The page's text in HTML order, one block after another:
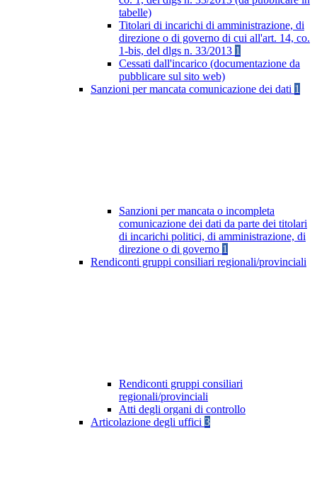
tabelle)
Titolari di incarichi di amministrazione, di
direzione o di governo di cui all'art. 14, co.
1-bis, del dlgs n. 33/2013 1
Cessati dall'incarico (documentazione da
pubblicare sul sito web)
Sanzioni per mancata comunicazione dei dati 1
Sanzioni per mancata o incompleta
comunicazione dei dati da parte dei titolari
di incarichi politici, di amministrazione, di
direzione o di governo 1
Rendiconti gruppi consiliari regionali/provinciali
Rendiconti gruppi consiliari
regionali/provinciali
Atti degli organi di controllo
Articolazione degli uffici 3